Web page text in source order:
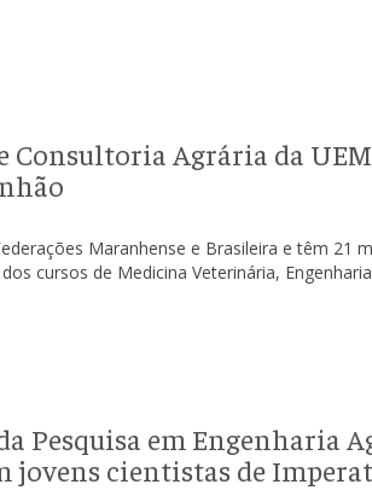
Consultoria Agrária da
Maranhense e Brasileira e têm 21
cursos de Medicina Veterinária,
Pesquisa em Engenharia
jovens cientistas de